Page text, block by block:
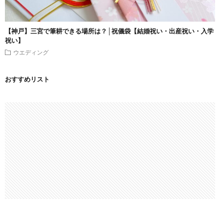
【神戸】三宮で筆耕できる場所は？│祝儀袋【結婚祝い・出産祝い・入学
祝い】
ウエディング
おすすめリスト